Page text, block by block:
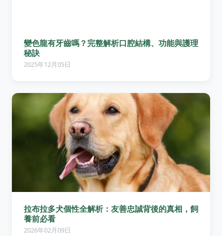
變色龍有牙齒嗎？完整解析口腔結構、功能與護理
秘訣
2025年12月05日
拉布拉多犬個性全解析：友善忠誠背後的真相，飼
養前必看
2026年02月09日